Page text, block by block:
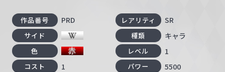
作品番号 PRD レアリティ SR
サイド 種類 キャラ
色 レベル 1
コスト 1 パワー 5500